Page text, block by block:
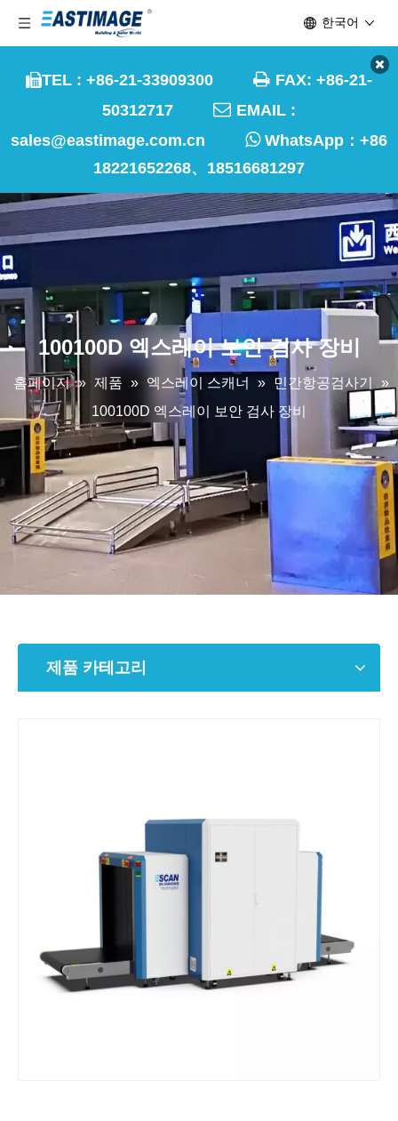
TEL : +86-21-33909300  FAX: +86-21-
50312717  EMAIL :
sales@eastimage.com.cn
WhatsApp： +86
18221652268、18516681297
한국어
100100D 엑스레이 보안 검사 장비
홈페이지 » 제품 » 엑스레이 스캐너 » 민간항공검사기
»
100100D 엑스레이 보안 검사 장비
제품 카테고리